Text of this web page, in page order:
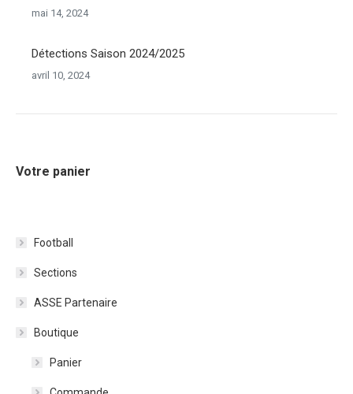
mai 14, 2024
Détections Saison 2024/2025
avril 10, 2024
Votre panier
Football
Sections
ASSE Partenaire
Boutique
Panier